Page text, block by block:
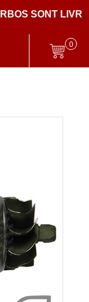
SONT LIVRES
0